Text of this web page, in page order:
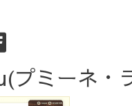
ミーネ・